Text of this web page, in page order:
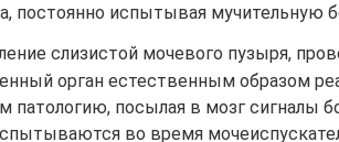
постоянно испытывая мучительную
слизистой мочевого пузыря,
орган естественным образом
патологию, посылая в мозг сигналы
во время